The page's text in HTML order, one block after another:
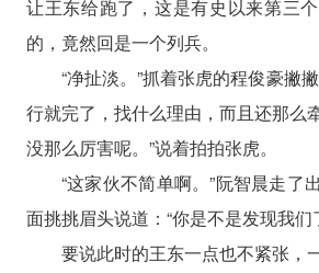
让王东给跑了，这是有史以来第三
的，竟然回是一个列兵。
“净扯淡。”抓着张虎的程俊豪撇
行就完了，找什么理由，而且还那么
没那么厉害呢。”说着拍拍张虎。
“这家伙不简单啊。”阮智晨走了
面挑挑眉头说道：“你是不是发现我们
要说此时的王东一点也不紧张，